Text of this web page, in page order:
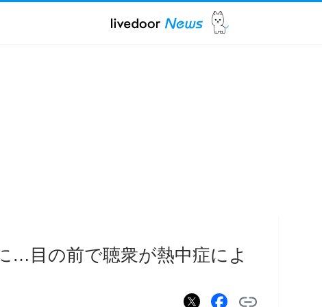
…目の前で聴衆が熱中症によ